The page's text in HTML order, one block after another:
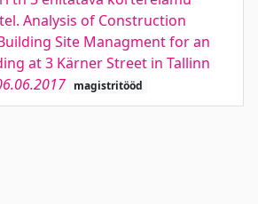
Analysis of Construction
Site Managment for an
at 3 Kärner Street in Tallinn
magistritööd